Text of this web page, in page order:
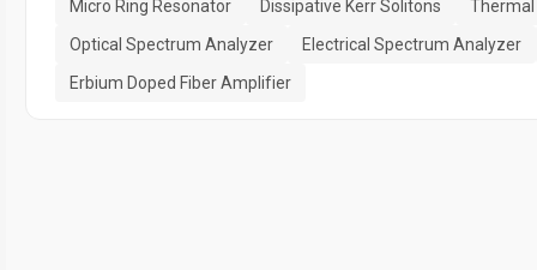
Micro Ring Resonator
Dissipative Kerr Solitons
Optical Spectrum Analyzer
Electrical Spectrum Analyzer
Erbium Doped Fiber Amplifier